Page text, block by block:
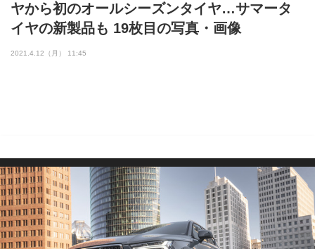
ヤから初のオールシーズンタイヤ…サマータ
イヤの新製品も 19枚目の写真・画像
2021.4.12（月） 11:45